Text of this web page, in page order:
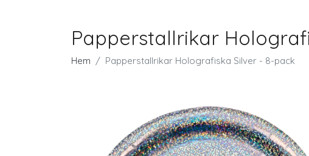
Papperstallrikar
Hem Papperstallrikar Holografiska Silver - 8-pack